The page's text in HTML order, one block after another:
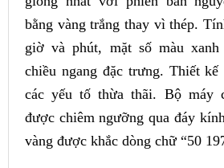
bằng vàng trắng thay vì thép.
giờ và phút, mặt số màu
chiều ngang đặc trưng. Thiết
các yếu tố thừa thãi. Bộ máy
được chiêm ngưỡng qua đáy
vàng được khắc dòng chữ “50